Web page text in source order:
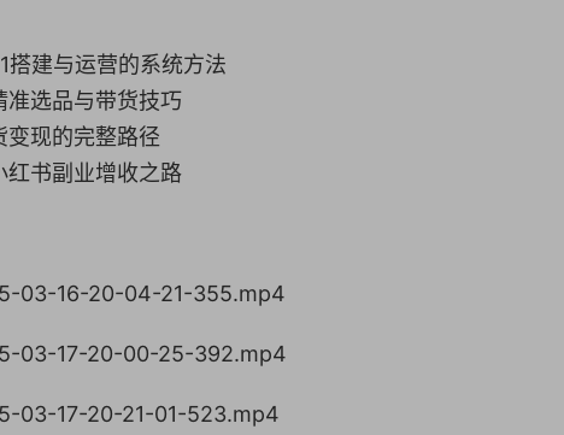
搭建与运营的系统方法
准选品与带货技巧
变现的完整路径
红书副业增收之路
03-16-20-04-21-355.mp4
03-17-20-00-25-392.mp4
03-17-20-21-01-523.mp4